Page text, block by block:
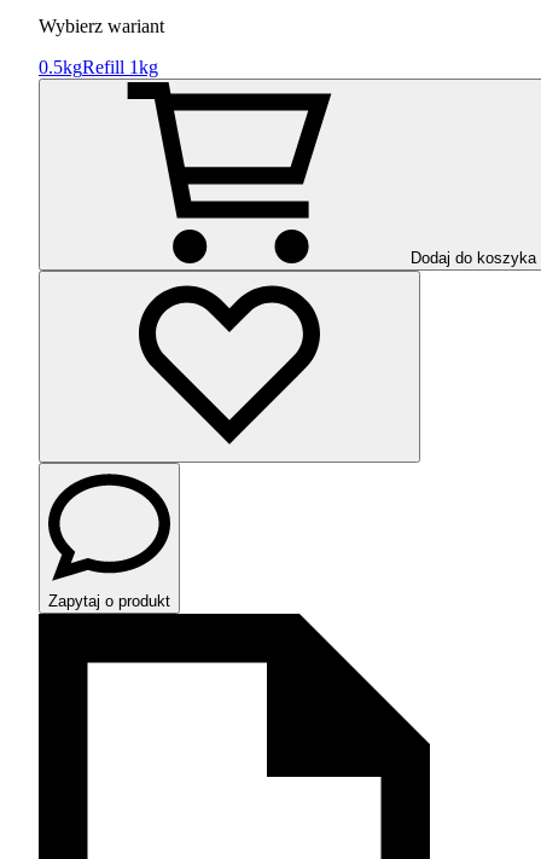
Wybierz wariant
0.5kgRefill 1kg
Dodaj do koszyka
Zapytaj o produkt